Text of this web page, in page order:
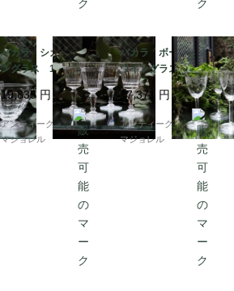
バカラ シカゴ ワイ
ングラス 112mm 595
7
19,835 円
アンティークギャラリー
マジョレル
バカラ ボーアルネ
ワイングラス 5911
17,371 円
アンティークギャラリー
マジョレル